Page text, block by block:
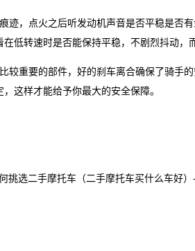
迹，点火之后听发动机声音是否平稳是否
在低转速时是否能保持平稳，不剧烈抖动
较重要的部件，好的刹车离合确保了骑手
这样才能给予你最大的安全保障。
挑选二手摩托车（二手摩托车买什么车好）